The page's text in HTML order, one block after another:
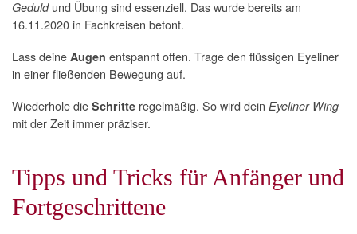
Geduldund Übung sind essenziell. Das wurde bereits am
16.11.2020 in Fachkreisen betont.
Lass deine Augen entspannt offen. Trage den flüssigen Eyeliner
in einer fließenden Bewegung auf.
Wiederhole die Schritte regelmäßig. So wird dein Eyeliner Wing
mit der Zeit immer präziser.
Tipps und Tricks für Anfänger und
Fortgeschrittene